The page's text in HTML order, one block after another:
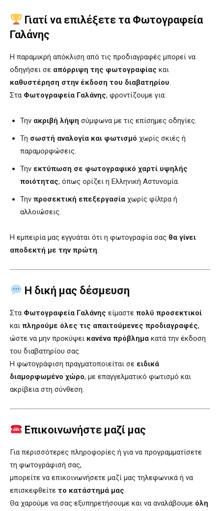
Γιατί να επιλέξετε τα Φωτογραφεία
Γαλάνης
Η παραμικρή απόκλιση από τις προδιαγραφές μπορεί να
οδηγήσει σε απόρριψη της φωτογραφίας και
καθυστέρηση στην έκδοση του διαβατηρίου.
Στα Φωτογραφεία Γαλάνης, φροντίζουμε για:
Την ακριβή λήψη σύμφωνα με τις επίσημες οδηγίες.
Τη σωστή αναλογία και φωτισμό χωρίς σκιές ή
παραμορφώσεις.
Την εκτύπωση σε φωτογραφικό χαρτί υψηλής
ποιότητας, όπως ορίζει η Ελληνική Αστυνομία.
Την προσεκτική επεξεργασία χωρίς φίλτρα ή
αλλοιώσεις.
Η εμπειρία μας εγγυάται ότι η φωτογραφία σας θα γίνει
αποδεκτή με την πρώτη.
Η δική μας δέσμευση
Στα Φωτογραφεία Γαλάνης είμαστε πολύ προσεκτικοί
και πληρούμε όλες τις απαιτούμενες προδιαγραφές,
ώστε να μην προκύψει κανένα πρόβλημα κατά την έκδοση
του διαβατηρίου σας.
Η φωτογράφιση πραγματοποιείται σε ειδικά
διαμορφωμένο χώρο, με επαγγελματικό φωτισμό και
ακρίβεια στη σύνθεση.
Επικοινωνήστε μαζί μας
Για περισσότερες πληροφορίες ή για να προγραμματίσετε
τη φωτογράφισή σας,
μπορείτε να επικοινωνήσετε μαζί μας τηλεφωνικά ή να
επισκεφθείτε το κατάστημά μας.
Θα χαρούμε να σας εξυπηρετήσουμε και να αναλάβουμε όλη